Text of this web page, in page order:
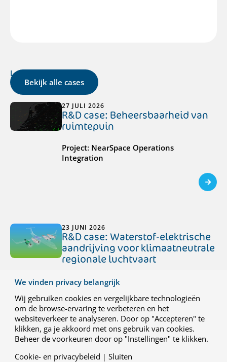
Laatste cases
Bekijk alle cases
27 JULI 2026
R&D case: Beheersbaarheid van
ruimtepuin
Project: NearSpace Operations
Integration
23 JUNI 2026
R&D case: Waterstof-elektrische
aandrijving voor klimaatneutrale
regionale luchtvaart
Project: HEROPS (Hydrogen-Electric Zero
Emission Propulsion System)
29 MEI 2026
We vinden privacy belangrijk
Wij gebruiken cookies en vergelijkbare technologieën
om de browse-ervaring te verbeteren en het
websiteverkeer te analyseren. Door op "Accepteren" te
klikken, ga je akkoord met ons gebruik van cookies.
Beheer de voorkeuren door op "Instellingen" te klikken.
Cookie- en privacybeleid |Sluiten